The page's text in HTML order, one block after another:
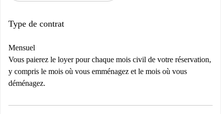
Type de contrat
Mensuel
Vous paierez le loyer pour chaque mois civil de votre réservation,
y compris le mois où vous emménagez et le mois où vous
déménagez.